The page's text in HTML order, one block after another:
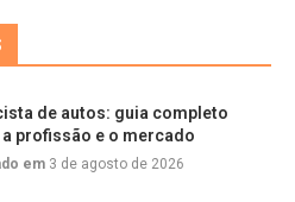
de autos: guia completo
profissão e o mercado
em 3 de agosto de 2026